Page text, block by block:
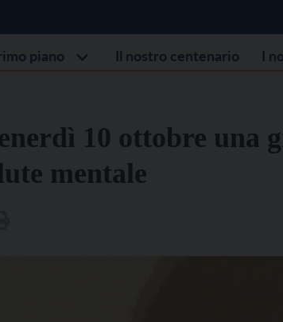
piano Il nostro centenario I
10 ottobre una
mentale